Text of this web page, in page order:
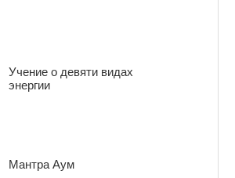
Учение о девяти видах
энергии
Мантра Аум